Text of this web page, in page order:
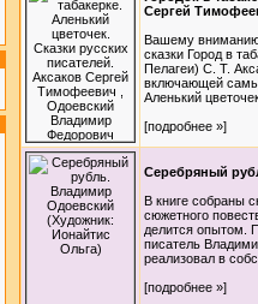
Сергей
Вашему вниманию
сказки Город в
Пелагеи) С. Т.
включающей
Аленький
[подробнее »]
Серебряный
В книге собраны
сюжетного
делится опытом.
писатель
реализовал в
[подробнее »]